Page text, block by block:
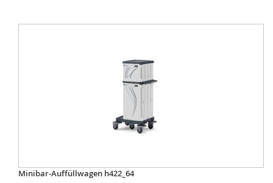
Minibar-Auffüllwagen h422_64